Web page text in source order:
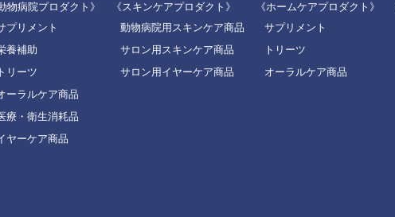
物病院プロダクト》
プリメント
養補助
トリーツ
ーラルケア商品
療・衛生消耗品
ヤーケア商品
《スキンケアプロダクト》
動物病院用スキンケア商品
サロン用スキンケア商品
サロン用イヤーケア商品
《ホームケアプロダクト》
サプリメント
トリーツ
オーラルケア商品